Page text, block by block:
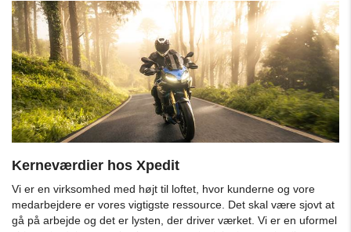
Kerneværdier hos Xpedit
Vi er en virksomhed med højt til loftet, hvor kunderne og vore
medarbejdere er vores vigtigste ressource. Det skal være sjovt at
gå på arbejde og det er lysten, der driver værket. Vi er en uformel